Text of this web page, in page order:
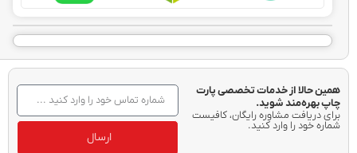
همین حالا از خدمات تخصصی پارت
چاپ بهره‌مند شوید.
برای دریافت مشاوره رایگان، کافیست
شماره خود را وارد کنید.
ارسال